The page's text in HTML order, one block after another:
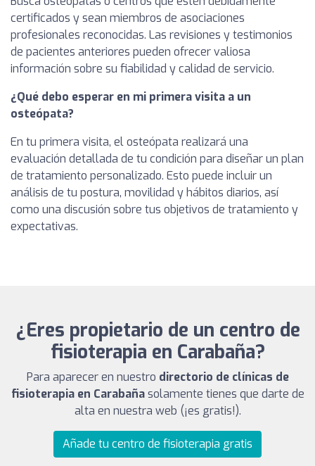
certificados y sean miembros de asociaciones
profesionales reconocidas. Las revisiones y testimonios
de pacientes anteriores pueden ofrecer valiosa
información sobre su fiabilidad y calidad de servicio.
¿Qué debo esperar en mi primera visita a un
osteópata?
En tu primera visita, el osteópata realizará una
evaluación detallada de tu condición para diseñar un plan
de tratamiento personalizado. Esto puede incluir un
análisis de tu postura, movilidad y hábitos diarios, así
como una discusión sobre tus objetivos de tratamiento y
expectativas.
¿Eres propietario de un centro de
fisioterapia en Carabaña?
Para aparecer en nuestro directorio de clínicas de
fisioterapia en Carabañasolamente tienes que darte de
alta en nuestra web (¡es gratis!).
Añade tu centro de fisioterapia gratis